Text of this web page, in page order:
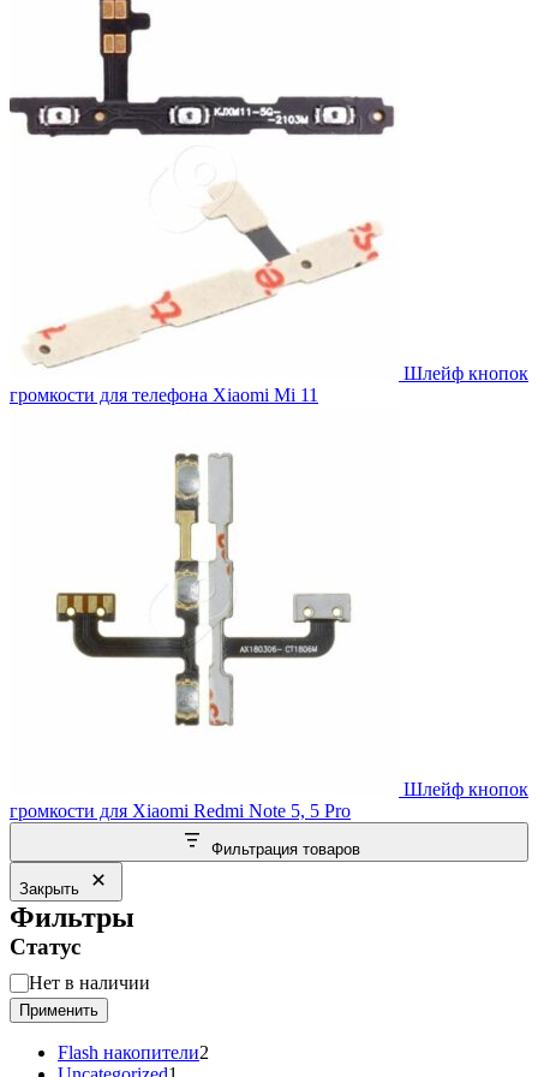
Шлейф кнопок
громкости для телефона Xiaomi Mi 11
Шлейф кнопок
громкости для Xiaomi Redmi Note 5, 5 Pro
Фильтрация товаров
Закрыть
Фильтры
Статус
Статус
Нет в наличии
Применить
Flash накопители2